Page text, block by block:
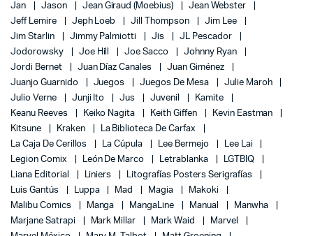
Jan
Jason Jean Giraud (Moebius)
Jean Webster
Jeff Lemire
Jeph Loeb Jill Thompson
Jim Lee
Jim Starlin
Jimmy Palmiotti Jis
JL Pescador
Jodorowsky
Joe Hill Joe Sacco
Johnny Ryan
Jordi Bernet
Juan Díaz Canales
Juan Giménez
Juanjo Guarnido
Juegos Juegos De Mesa
Julie Maroh
Julio Verne
Junji Ito Jus Juvenil
Kamite
Keanu Reeves
Keiko Nagita Keith Giffen
Kevin Eastman
Kitsune
Kraken
La Biblioteca De Carfax
La Caja De Cerillos
La Cúpula Lee Bermejo
Lee Lai
Legion Comix
León De Marco Letrablanka
LGTBIQ
Liana Editorial
Liniers
Litografías Posters Serigrafías
Luis Gantús
Luppa Mad Magia
Makoki
Malibu Comics
Manga MangaLine Manual
Manwha
Marjane Satrapi
Mark Millar Mark Waid
Marvel